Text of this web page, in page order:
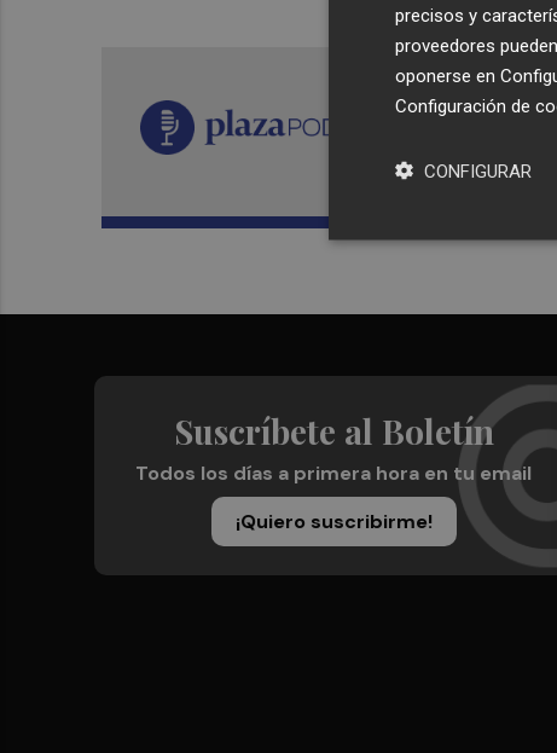
Suscríbete al Boletín
Todos los días a primera hora en tu email
¡Quiero suscribirme!
precisos y
proveedores
oponerse en
Configuración de
CONFIGURAR